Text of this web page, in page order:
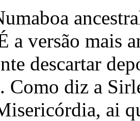
a versão mais
descartar
Como diz a
ai